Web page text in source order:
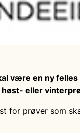
være en ny
eller
for prøver som